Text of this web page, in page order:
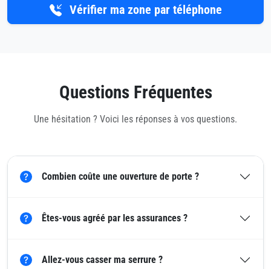
Vérifier ma zone par téléphone
Questions Fréquentes
Une hésitation ? Voici les réponses à vos questions.
Combien coûte une ouverture de porte ?
Êtes-vous agréé par les assurances ?
Allez-vous casser ma serrure ?